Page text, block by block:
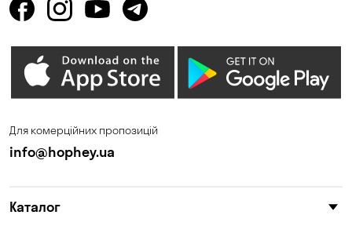
Для комерційних пропозицій
info@hophey.ua
Каталог